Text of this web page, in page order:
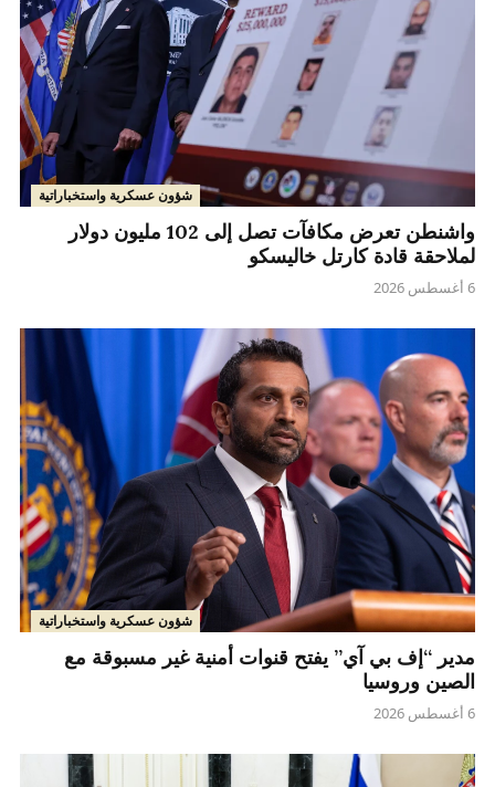
شؤون عسكرية واستخباراتية
واشنطن تعرض مكافآت تصل إلى 102 مليون دولار
لملاحقة قادة كارتل خاليسكو
6 أغسطس 2026
شؤون عسكرية واستخباراتية
مدير “إف بي آي” يفتح قنوات أمنية غير مسبوقة مع
الصين وروسيا
6 أغسطس 2026